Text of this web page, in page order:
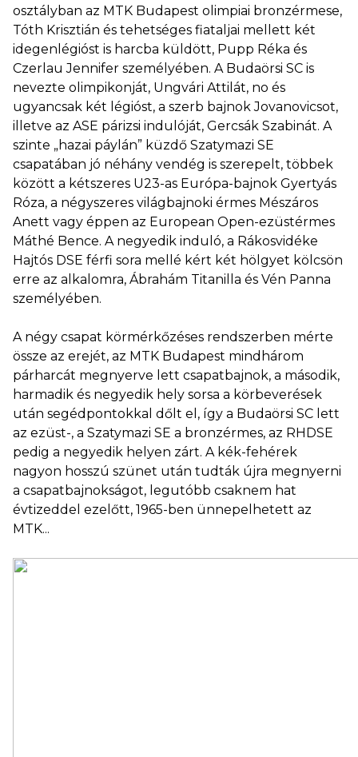
osztályban az MTK Budapest olimpiai bronzérmese,
Tóth Krisztián és tehetséges fiataljai mellett két
idegenlégióst is harcba küldött, Pupp Réka és
Czerlau Jennifer személyében. A Budaörsi SC is
nevezte olimpikonját, Ungvári Attilát, no és
ugyancsak két légióst, a szerb bajnok Jovanovicsot,
illetve az ASE párizsi indulóját, Gercsák Szabinát. A
szinte „hazai páylán” küzdő Szatymazi SE
csapatában jó néhány vendég is szerepelt, többek
között a kétszeres U23-as Európa-bajnok Gyertyás
Róza, a négyszeres világbajnoki érmes Mészáros
Anett vagy éppen az European Open-ezüstérmes
Máthé Bence. A negyedik induló, a Rákosvidéke
Hajtós DSE férfi sora mellé kért két hölgyet kölcsön
erre az alkalomra, Ábrahám Titanilla és Vén Panna
személyében.
A négy csapat körmérkőzéses rendszerben mérte
össze az erejét, az MTK Budapest mindhárom
párharcát megnyerve lett csapatbajnok, a második,
harmadik és negyedik hely sorsa a körbeverések
után segédpontokkal dőlt el, így a Budaörsi SC lett
az ezüst-, a Szatymazi SE a bronzérmes, az RHDSE
pedig a negyedik helyen zárt. A kék-fehérek
nagyon hosszú szünet után tudták újra megnyerni
a csapatbajnokságot, legutóbb csaknem hat
évtizeddel ezelőtt, 1965-ben ünnepelhetett az
MTK...